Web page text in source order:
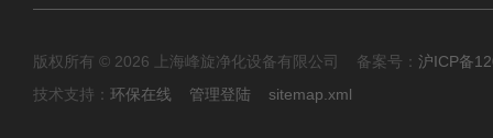
版权所有 © 2026 上海峰旋净化设备有限公司 备案号： 沪ICP备
技术支持： 环保在线 管理登陆 sitemap.xml